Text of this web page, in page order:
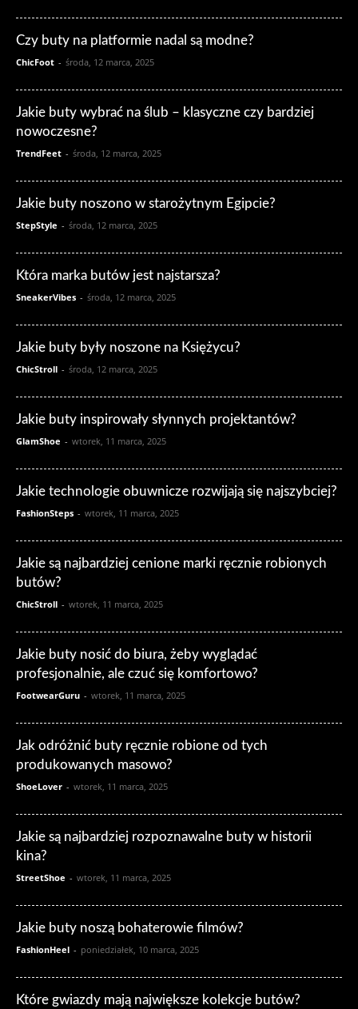
Czy buty na platformie nadal są modne?
ChicFoot - środa, 12 marca, 2025
Jakie buty wybrać na ślub – klasyczne czy bardziej
nowoczesne?
TrendFeet - środa, 12 marca, 2025
Jakie buty noszono w starożytnym Egipcie?
StepStyle - środa, 12 marca, 2025
Która marka butów jest najstarsza?
SneakerVibes - środa, 12 marca, 2025
Jakie buty były noszone na Księżycu?
ChicStroll - środa, 12 marca, 2025
Jakie buty inspirowały słynnych projektantów?
GlamShoe - wtorek, 11 marca, 2025
Jakie technologie obuwnicze rozwijają się najszybciej?
FashionSteps - wtorek, 11 marca, 2025
Jakie są najbardziej cenione marki ręcznie robionych
butów?
ChicStroll - wtorek, 11 marca, 2025
Jakie buty nosić do biura, żeby wyglądać
profesjonalnie, ale czuć się komfortowo?
FootwearGuru - wtorek, 11 marca, 2025
Jak odróżnić buty ręcznie robione od tych
produkowanych masowo?
ShoeLover - wtorek, 11 marca, 2025
Jakie są najbardziej rozpoznawalne buty w historii
kina?
StreetShoe - wtorek, 11 marca, 2025
Jakie buty noszą bohaterowie filmów?
FashionHeel - poniedziałek, 10 marca, 2025
Które gwiazdy mają największe kolekcje butów?